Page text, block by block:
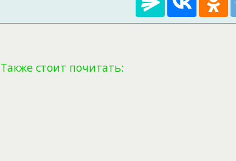
Также стоит почитать: